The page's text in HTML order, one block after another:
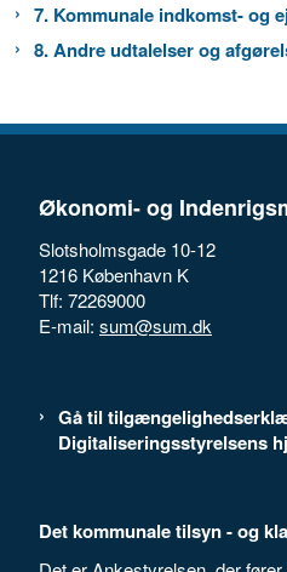
7. Kommunale indkomst- og
8. Andre udtalelser og
Økonomi- og
Slotsholmsgade 10-12
1216 København K
Tlf: 72269000
E-mail: sum@sum.dk
Gå til
Digitaliseringsstyrelsens
Det kommunale tilsyn - og